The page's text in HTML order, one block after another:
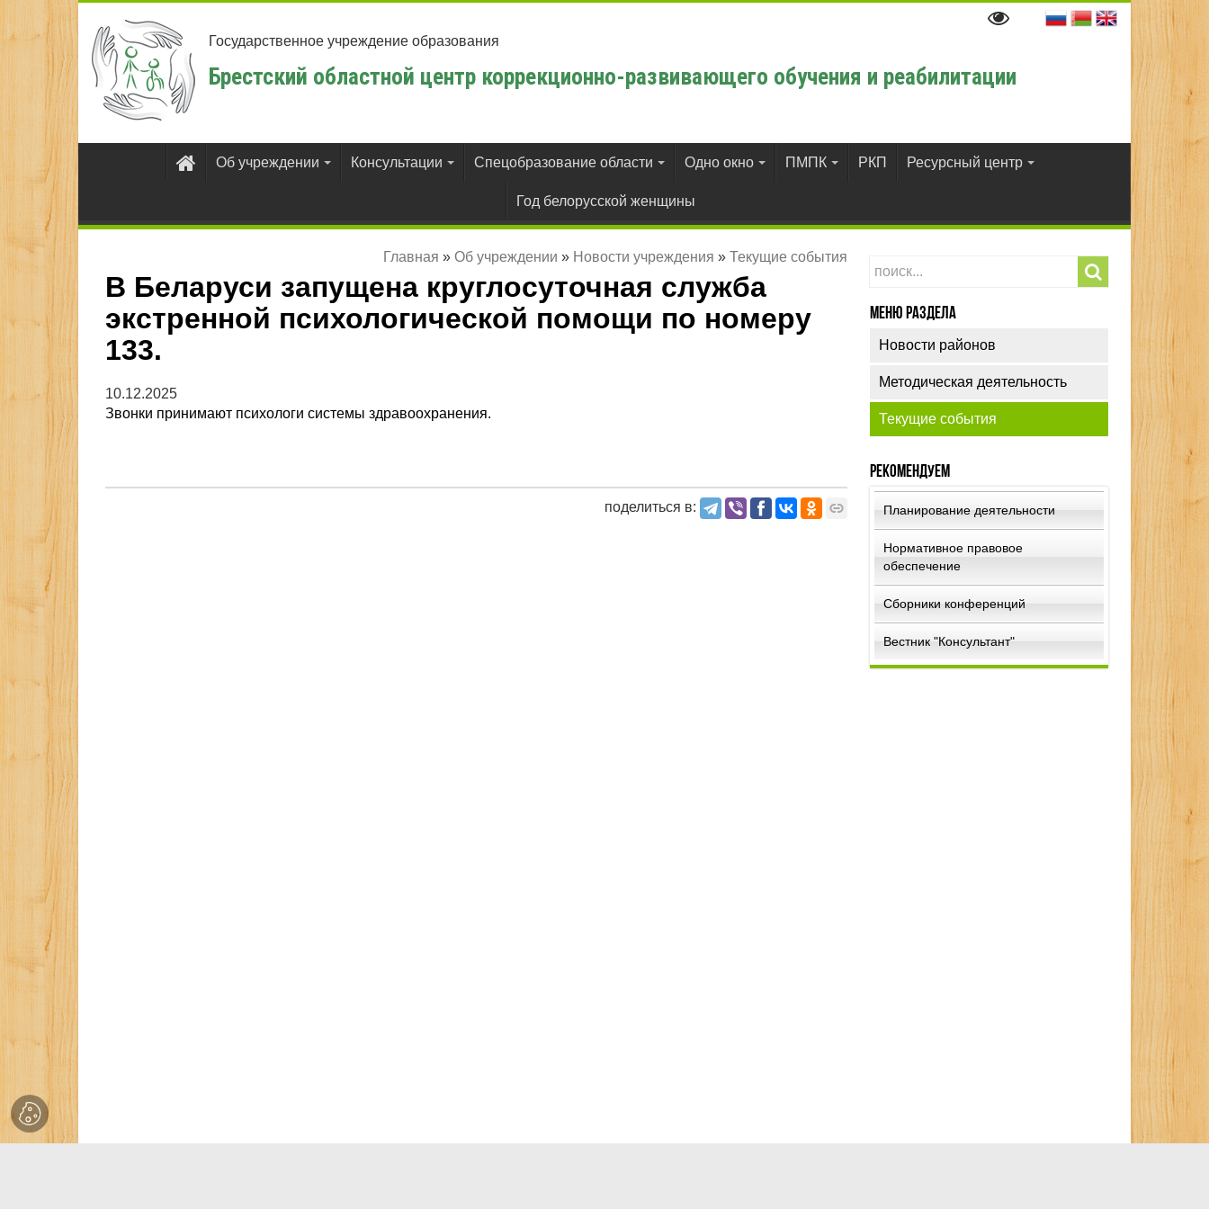
Государственное учреждение образования
Брестский областной центр коррекционно-развивающего обучения и реабилитации
Об учреждении Консультации Спецобразование области Одно окно ПМПК РКП Ресурсный центр
Год белорусской женщины
Главная » Об учреждении » Новости учреждения » Текущие события
В Беларуси запущена круглосуточная служба
экстренной психологической помощи по номеру
133.
10.12.2025
Звонки принимают психологи системы здравоохранения.
поделиться в:
Меню раздела
Новости районов
Методическая деятельность
Текущие события
Рекомендуем
Планирование деятельности
Нормативное правовое
обеспечение
Сборники конференций
Вестник "Консультант"